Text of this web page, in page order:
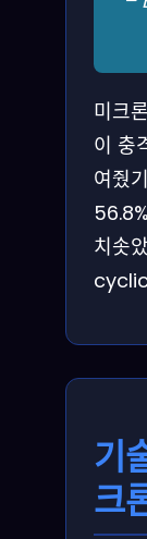
미크
이 충
여줬
치솟
기
크